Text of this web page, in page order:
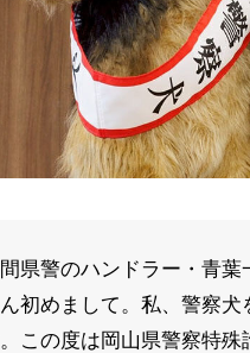
間県警のハンドラー・青
初めまして。私、警察
この度は岡山県警察特